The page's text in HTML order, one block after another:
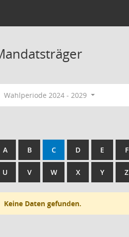
Wahlperiode 2024 - 2029
A B C D E F
U V W X Y Z
Keine Daten gefunden.